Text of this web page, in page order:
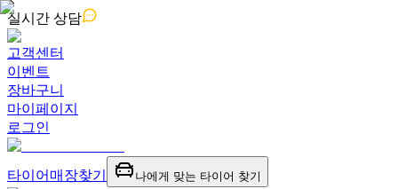
실시간 상담
고객센터
이벤트
장바구니
마이페이지
로그인
타이어 매장찾기 나에게 맞는 타이어 찾기